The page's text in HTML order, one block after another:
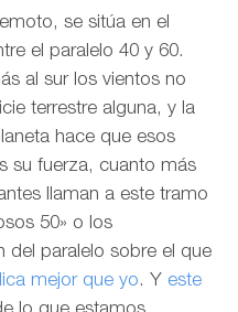
se sitúa en el
el paralelo 40 y 60.
al sur los vientos no
terrestre alguna, y la
hace que esos
su fuerza, cuanto más
llaman a este tramo
50» o los
del paralelo sobre el que
mejor que yo. Y este